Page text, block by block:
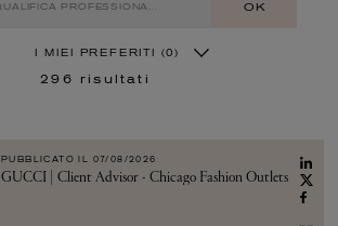
OK
I MIEI PREFERITI (0)
296 risultati
PUBBLICATO IL 07/08/2026
GUCCI | Client Advisor - Chicago Fashion Outlets